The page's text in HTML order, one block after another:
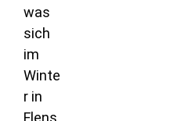
was
sich
im
Winte
r in
Flens